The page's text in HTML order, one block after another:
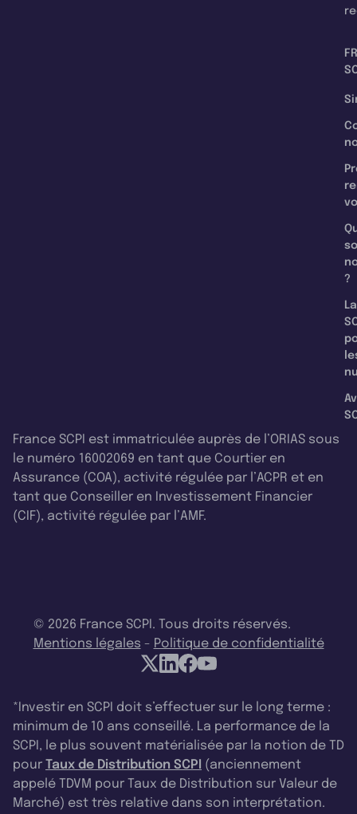
?
La
France SCPI est immatriculée auprès de l’ORIAS sous
le numéro 16002069 en tant que Courtier en
Assurance (COA), activité régulée par l’ACPR et en
tant que Conseiller en Investissement Financier
(CIF), activité régulée par l’AMF.
© 2026 France SCPI. Tous droits réservés.
Mentions légales - Politique de confidentialité
*Investir en SCPI doit s’effectuer sur le long terme :
minimum de 10 ans conseillé. La performance de la
SCPI, le plus souvent matérialisée par la notion de TD
pour Taux de Distribution SCPI (anciennement
appelé TDVM pour Taux de Distribution sur Valeur de
Marché) est très relative dans son interprétation.